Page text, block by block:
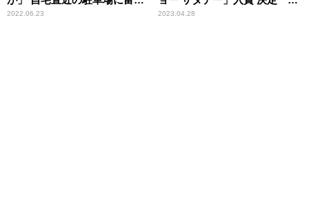
の車がしれっと停まっていた
2022.06.23
～「オールナイトニッポン
2023.04.28